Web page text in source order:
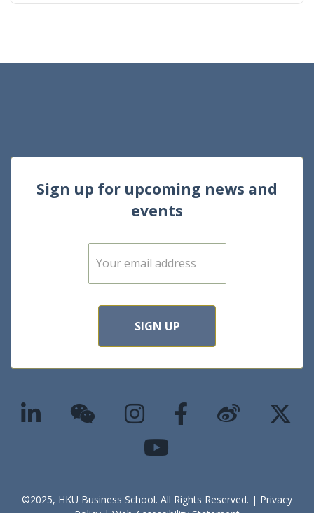
Sign up for upcoming news and
events
E
m
SIGN UP
©2025, HKU Business School. All Rights Reserved. | Privacy